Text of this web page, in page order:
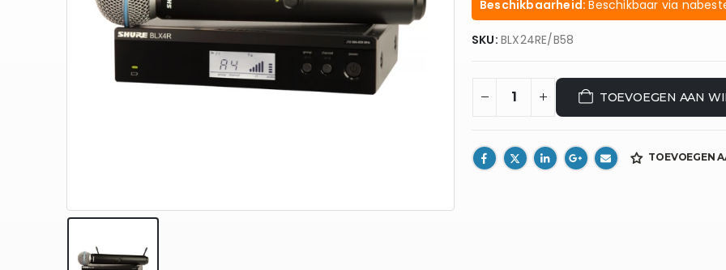
Beschikbaarheid:Beschikbaar via
SKU: BLX24RE/B58
TOEVOEGEN AAN
TOEVOEGEN